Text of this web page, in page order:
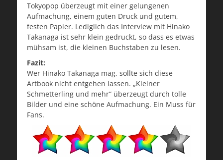
Tokyopop überzeugt mit einer gelungenen
Aufmachung, einem guten Druck und gutem,
festen Papier. Lediglich das Interview mit Hinako
Takanaga ist sehr klein gedruckt, so dass es etwas
mühsam ist, die kleinen Buchstaben zu lesen.
Fazit:
Wer Hinako Takanaga mag, sollte sich diese
Artbook nicht entgehen lassen. „Kleiner
Schmetterling und mehr“ überzeugt durch tolle
Bilder und eine schöne Aufmachung. Ein Muss für
Fans.